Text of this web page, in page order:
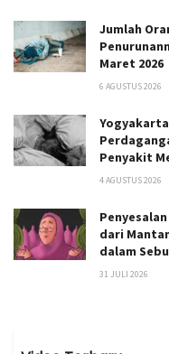
Jumlah
Maret 2026
6 AGUSTUS 2026
Penyakit
4 AGUSTUS 2026
dari
dalam
31 JULI 2026